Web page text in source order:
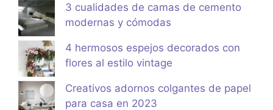
3 cualidades de camas de cemento
modernas y cómodas
4 hermosos espejos decorados con
flores al estilo vintage
Creativos adornos colgantes de papel
para casa en 2023